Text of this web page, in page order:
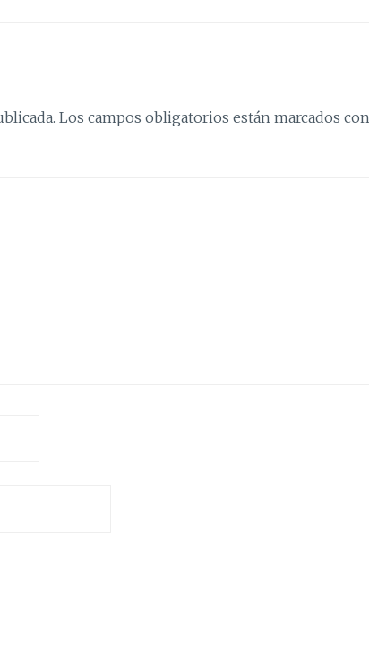
Los campos obligatorios están marcados con